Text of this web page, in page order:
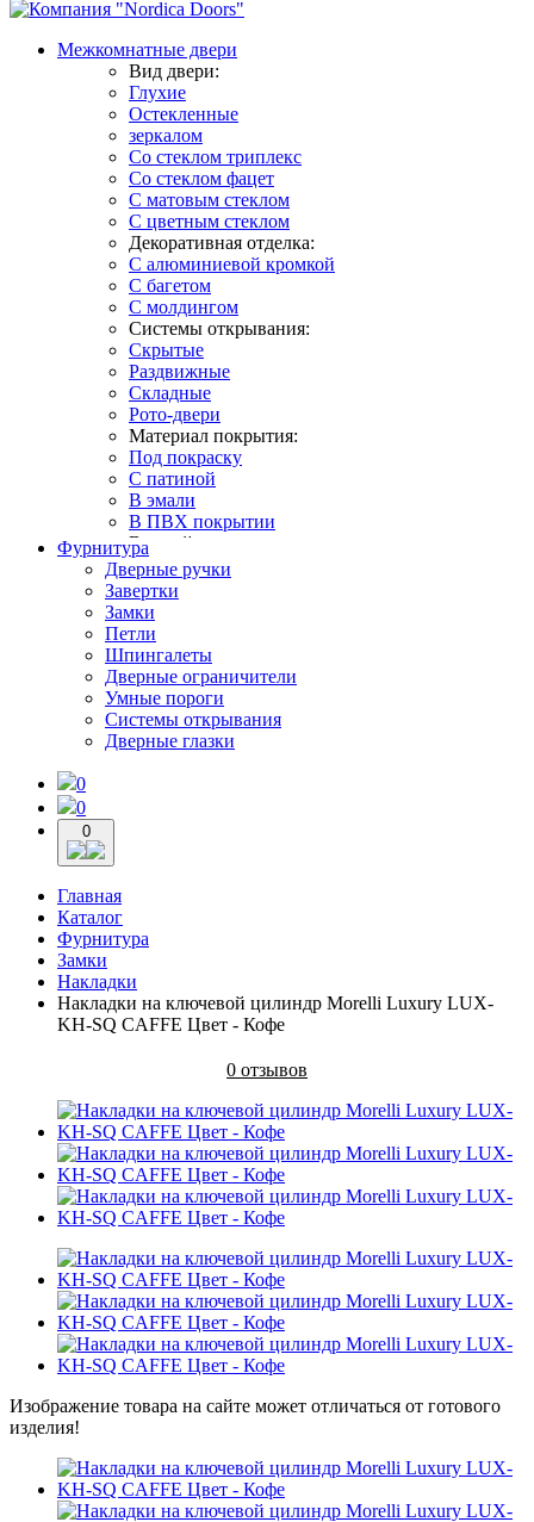
Межкомнатные двери
Вид двери:
Глухие
Остекленные
зеркалом
Со стеклом триплекс
Со стеклом фацет
С матовым стеклом
С цветным стеклом
Декоративная отделка:
С алюминиевой кромкой
С багетом
С молдингом
Системы открывания:
Скрытые
Раздвижные
Складные
Рото-двери
Материал покрытия:
Под покраску
С патиной
В эмали
В ПВХ покрытии
В какой интерьер:
В классическом стиле
В современном стиле
В стиле лофт
В стиле неоклассика
В стиле прованс
В скандинавском стиле
Фурнитура
Дверные ручки
Завертки
Замки
Петли
Шпингалеты
Дверные ограничители
Умные пороги
Системы открывания
Дверные глазки
0
0
0
Главная
Каталог
Фурнитура
Замки
Накладки
Накладки на ключевой цилиндр Morelli Luxury LUX-
KH-SQ CAFFE Цвет - Кофе
0 отзывов
Изображение товара на сайте может отличаться от готового
изделия!